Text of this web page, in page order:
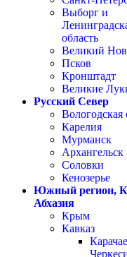
Выборг и
область
Великий
Псков
Кронштадт
Великие
Русский Север
Вологодская
Карелия
Мурманск
Архангельск
Соловки
Кенозерье
Южный регион,
Абхазия
Крым
Кавказ